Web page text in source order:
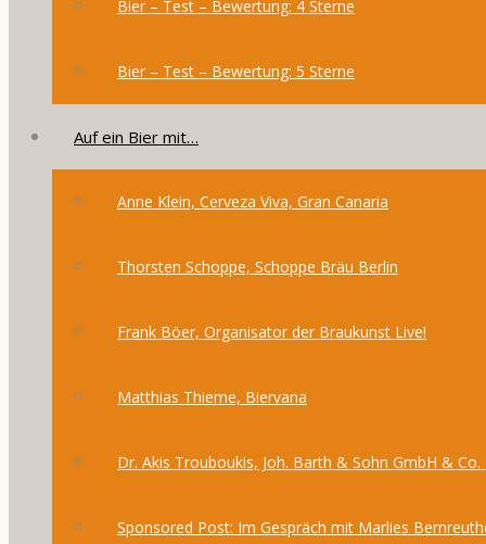
Bier – Test – Bewertung: 4 Sterne
Bier – Test – Bewertung: 5 Sterne
Auf ein Bier mit…
Anne Klein, Cerveza Viva, Gran Canaria
Thorsten Schoppe, Schoppe Bräu Berlin
Frank Böer, Organisator der Braukunst Live!
Matthias Thieme, Biervana
Dr. Akis Trouboukis, Joh. Barth & Sohn GmbH & Co.
Sponsored Post: Im Gespräch mit Marlies